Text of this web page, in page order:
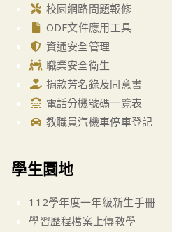
校園網路問題報修
ODF文件應用工具
資通安全管理
職業安全衛生
捐款芳名錄及同意書
電話分機號碼一覽表
教職員汽機車停車登記
學生園地
112學年度一年級新生手冊
學習歷程檔案上傳教學